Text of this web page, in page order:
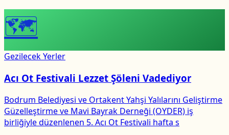
🗺
Gezilecek Yerler
Acı Ot Festivali Lezzet Şöleni Vadediyor
Bodrum Belediyesi ve Ortakent Yahşi Yalılarını Geliştirme
Güzelleştirme ve Mavi Bayrak Derneği (OYDER) iş
birliğiyle düzenlenen 5. Acı Ot Festivali hafta s